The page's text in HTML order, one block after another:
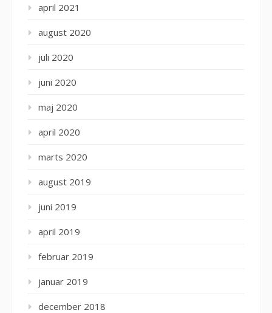
april 2021
august 2020
juli 2020
juni 2020
maj 2020
april 2020
marts 2020
august 2019
juni 2019
april 2019
februar 2019
januar 2019
december 2018